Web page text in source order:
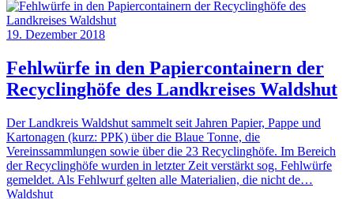
19. Dezember 2018
Fehlwürfe in den Papiercontainern der
Recyclinghöfe des Landkreises Waldshut
Der Landkreis Waldshut sammelt seit Jahren Papier, Pappe und
Kartonagen (kurz: PPK) über die Blaue Tonne, die
Vereinssammlungen sowie über die 23 Recyclinghöfe. Im Bereich
der Recyclinghöfe wurden in letzter Zeit verstärkt sog. Fehlwürfe
gemeldet. Als Fehlwurf gelten alle Materialien, die nicht de…
Waldshut